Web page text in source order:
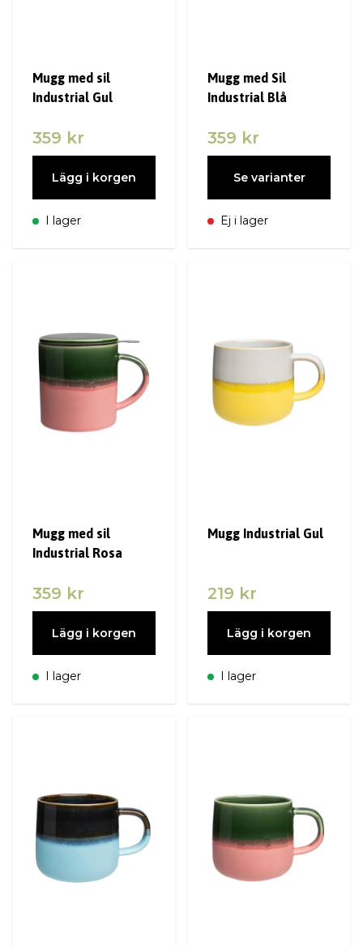
Mugg med sil
Industrial Gul
359 kr
Lägg i korgen
I lager
Mugg med Sil
Industrial Blå
359 kr
Se varianter
Ej i lager
Mugg med sil
Industrial Rosa
359 kr
Lägg i korgen
I lager
Mugg Industrial Gul
219 kr
Lägg i korgen
I lager